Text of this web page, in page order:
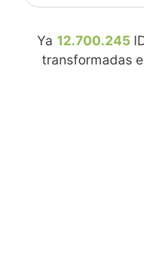
Ya 12.700.245
transformadas